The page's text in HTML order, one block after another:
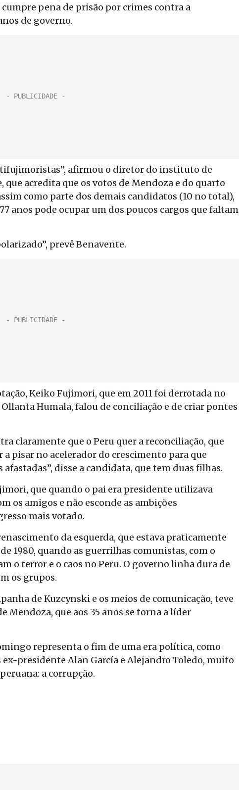
pena de prisão por crimes contra a
de governo.
afirmou o diretor do instituto de
que acredita que os votos de Mendoza e do quarto
como parte dos demais candidatos (10 no total),
anos pode ocupar um dos poucos cargos que faltam
prevê Benavente.
Keiko Fujimori, que em 2011 foi derrotada no
Humala, falou de conciliação e de criar pontes
claramente que o Peru quer a reconciliação, que
pisar no acelerador do crescimento para que
disse a candidata, que tem duas filhas.
que quando o pai era presidente utilizava
os amigos e não esconde as ambições
mais votado.
da esquerda, que estava praticamente
1980, quando as guerrilhas comunistas, com o
o terror e o caos no Peru. O governo linha dura de
os grupos.
de Kuzcynski e os meios de comunicação, teve
que aos 35 anos se torna a líder
representa o fim de uma era política, como
presidente Alan García e Alejandro Toledo, muito
a corrupção.